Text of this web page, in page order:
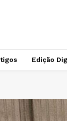
Edição